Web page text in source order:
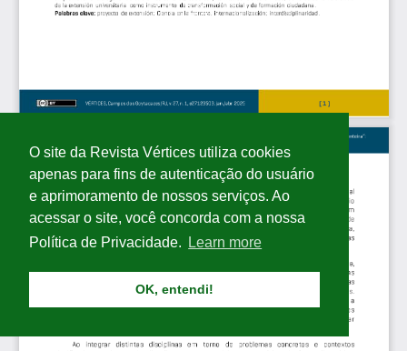
O site da Revista Vértices utiliza cookies
apenas para fins de autenticação do usuário
e aprimoramento de nossos serviços. Ao
acessar o site, você concorda com a nossa
Política de Privacidade.
Learn more
OK, entendi!